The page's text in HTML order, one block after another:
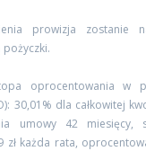
prowizja zostanie
oprocentowania w
30,01% dla całkowitej
umowy 42 miesięcy,
zł każda rata,